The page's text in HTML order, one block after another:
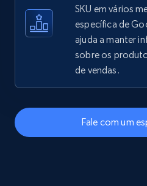
eBay - Gather data on
specified keywords
URL, Product id, Title,
SKU em vários
específica de
ajuda a manter
sobre os
de vendas.
Fale com um